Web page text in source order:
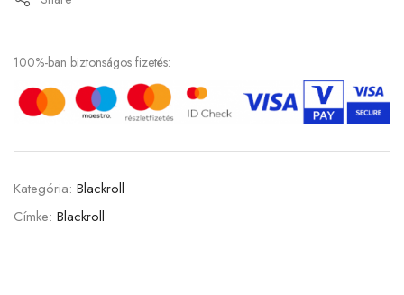
100%-ban biztonságos fizetés:
Kategória: Blackroll
Címke: Blackroll